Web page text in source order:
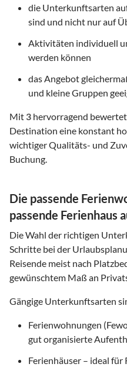
die Unterkunftsarten
sind und nicht nur auf
Aktivitäten individuell
werden können
das Angebot
und kleine Gruppen
Mit 3 hervorragend
Destination eine konstant
wichtiger Qualitäts- und
Buchung.
Die passende
passende Ferienhaus
Die Wahl der richtigen
Schritte bei der
Reisende meist nach
gewünschtem Maß an
Gängige Unterkunftsarten
Ferienwohnungen
gut organisierte
Ferienhäuser – ideal für